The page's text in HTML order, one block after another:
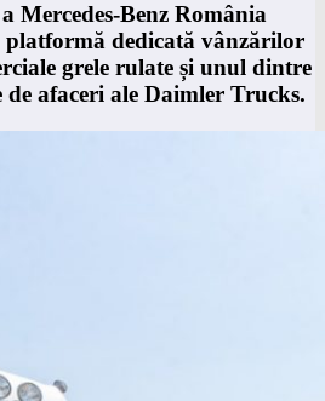
Mercedes-Benz România
platformă dedicată vânzărilor
grele rulate și unul dintre
de afaceri ale Daimler Trucks.